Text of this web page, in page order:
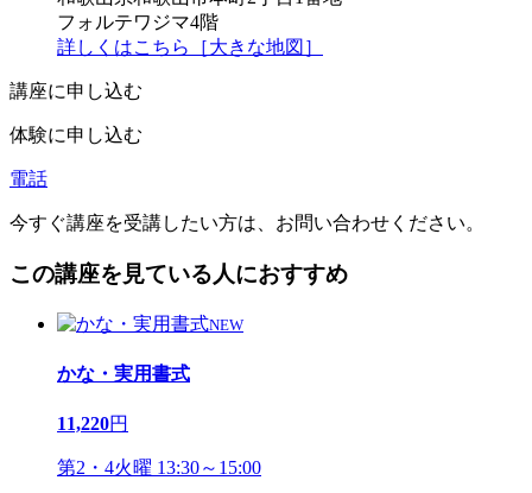
フォルテワジマ4階
詳しくはこちら［大きな地図］
講座に申し込む
体験に申し込む
電話
今すぐ講座を受講したい方は、お問い合わせください。
この講座を見ている人におすすめ
NEW
かな・実用書式
11,220円
第2・4火曜 13:30～15:00